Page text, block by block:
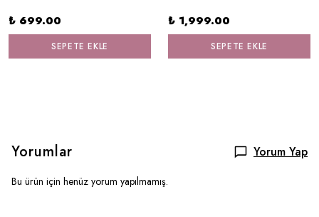
₺ 699.00
SEPETE EKLE
₺ 1,999.00
SEPETE EKLE
Yorumlar Yorum Yap
Bu ürün için henüz yorum yapılmamış.